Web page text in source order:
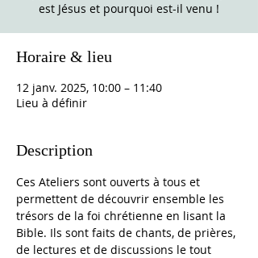
est Jésus et pourquoi est-il venu !
Horaire & lieu
12 janv. 2025, 10:00 – 11:40
Lieu à définir
Description
Ces Ateliers sont ouverts à tous et
permettent de découvrir ensemble les
trésors de la foi chrétienne en lisant la
Bible. Ils sont faits de chants, de prières,
de lectures et de discussions le tout